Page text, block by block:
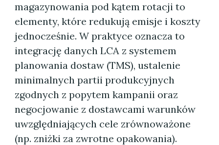
magazynowania pod kątem rotacji to
elementy, które redukują emisje i koszty
jednocześnie. W praktyce oznacza to
integrację danych LCA z systemem
planowania dostaw (TMS), ustalenie
minimalnych partii produkcyjnych
zgodnych z popytem kampanii oraz
negocjowanie z dostawcami warunków
uwzględniających cele zrównoważone
(np. zniżki za zwrotne opakowania).